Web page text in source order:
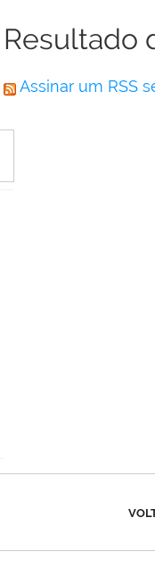
Resultado
Assinar um RSS